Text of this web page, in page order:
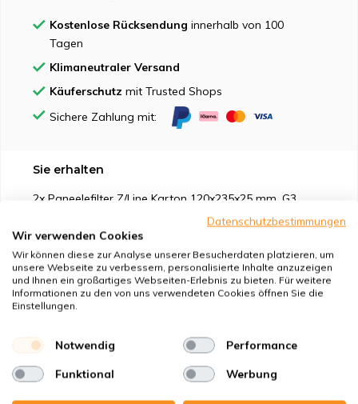
Kostenlose Rücksendung innerhalb von 100
Tagen
Klimaneutraler Versand
Käuferschutz mit Trusted Shops
Sichere Zahlung mit:
Sie erhalten
2x Paneelefilter Z/Line Karton 120x235x25 mm. G3
Geeignet für
Eigenschaften
Datenschutzbestimmungen
Wir verwenden Cookies
Wir können diese zur Analyse unserer Besucherdaten platzieren, um
unsere Webseite zu verbessern, personalisierte Inhalte anzuzeigen
und Ihnen ein großartiges Webseiten-Erlebnis zu bieten. Für weitere
Informationen zu den von uns verwendeten Cookies öffnen Sie die
Einstellungen.
Notwendig Performance
Funktional Werbung